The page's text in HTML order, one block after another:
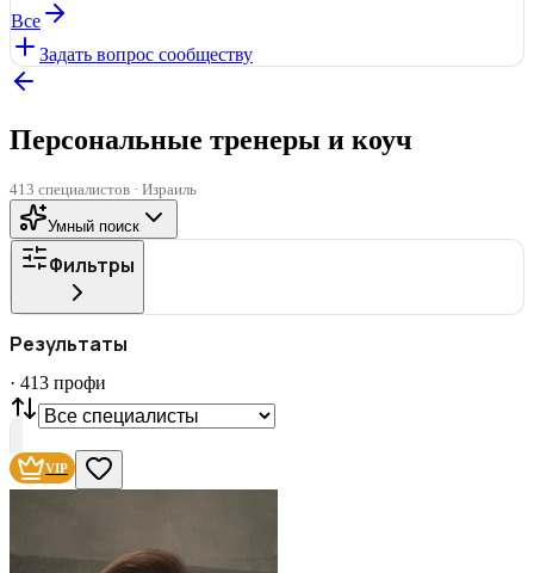
Все
Задать вопрос сообществу
Персональные тренеры и коуч
413 специалистов · Израиль
Умный поиск
Фильтры
Все
СТАТУС
VIP С фото
413 профи
Сбросить
Результаты
· 413 профи
VIP